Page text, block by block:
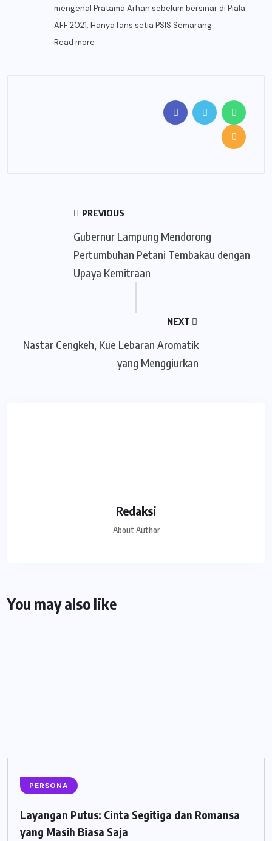
mengenal Pratama Arhan sebelum bersinar di Piala
AFF 2021. Hanya fans setia PSIS Semarang
Read more
PREVIOUS
Gubernur Lampung Mendorong
Pertumbuhan Petani Tembakau dengan
Upaya Kemitraan
NEXT
Nastar Cengkeh, Kue Lebaran Aromatik
yang Menggiurkan
Redaksi
About Author
You may also like
PERSONA
Layangan Putus: Cinta Segitiga dan Romansa
yang Masih Biasa Saja